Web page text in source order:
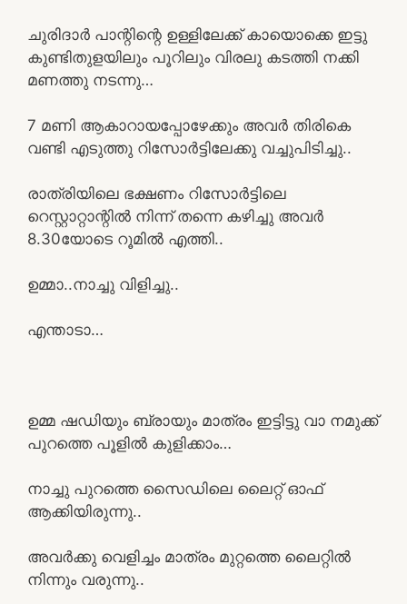
ചുരിദാർ പാന്റിന്റെ ഉള്ളിലേക്ക് കായൊക്കെ ഇട്ടു
കുണ്ടിതുളയിലും പൂറിലും വിരലു കടത്തി നക്കി
മണത്തു നടന്നു…
7 മണി ആകാറായപ്പോഴേക്കും അവർ തിരികെ
വണ്ടി എടുത്തു റിസോർട്ടിലേക്കു വച്ചുപിടിച്ചു..
രാത്രിയിലെ ഭക്ഷണം റിസോർട്ടിലെ
റെസ്റ്റാറ്റാന്റിൽ നിന്ന് തന്നെ കഴിച്ചു അവർ
8.30യോടെ റൂമിൽ എത്തി..
ഉമ്മാ..നാച്ചു വിളിച്ചു..
എന്താടാ…
ഉമ്മ ഷഡിയും ബ്രായും മാത്രം ഇട്ടിട്ടു വാ നമുക്ക്
പുറത്തെ പൂളിൽ കുളിക്കാം…
നാച്ചു പുറത്തെ സൈഡിലെ ലൈറ്റ് ഓഫ്
ആക്കിയിരുന്നു..
അവർക്കു വെളിച്ചം മാത്രം മുറ്റത്തെ ലൈറ്റിൽ
നിന്നും വരുന്നു..